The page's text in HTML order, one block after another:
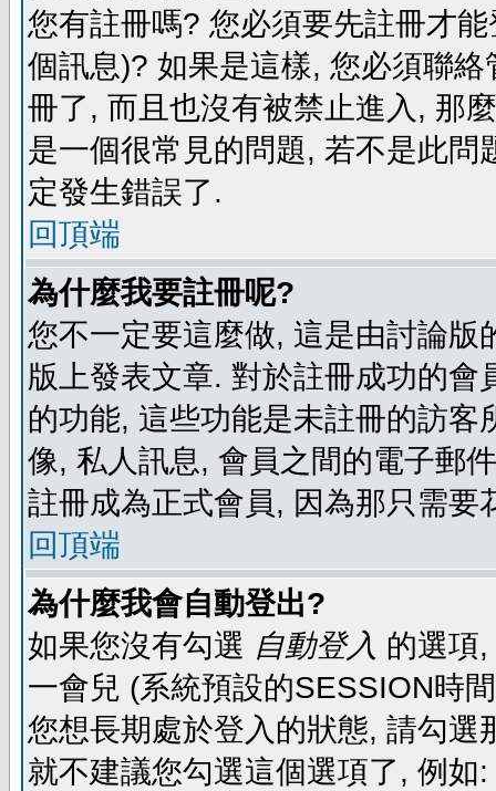
您有註冊嗎? 您必須要先註冊才
個訊息)? 如果是這樣, 您必須聯
冊了, 而且也沒有被禁止進入, 那
是一個很常見的問題, 若不是此
定發生錯誤了.
回頂端
為什麼我要註冊呢?
您不一定要這麼做, 這是由討論
版上發表文章. 對於註冊成功的
的功能, 這些功能是未註冊的訪
像, 私人訊息, 會員之間的電子郵
註冊成為正式會員, 因為那只需要
回頂端
為什麼我會自動登出?
如果您沒有勾選 自動登入 的選項
一會兒 (系統預設的SESSION時
您想長期處於登入的狀態, 請勾
就不建議您勾選這個選項了, 例